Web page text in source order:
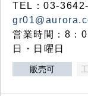
TEL：03-
営業時間：8：
日・日曜日
販売可